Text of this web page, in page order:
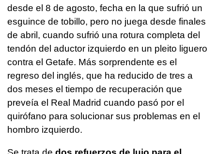
desde el 8 de agosto, fecha en la que sufrió un
esguince de tobillo, pero no juega desde finales
de abril, cuando sufrió una rotura completa del
tendón del aductor izquierdo en un pleito liguero
contra el Getafe. Más sorprendente es el
regreso del inglés, que ha reducido de tres a
dos meses el tiempo de recuperación que
preveía el Real Madrid cuando pasó por el
quirófano para solucionar sus problemas en el
hombro izquierdo.